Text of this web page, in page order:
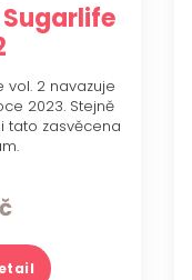
vol. 2 navazuje
2023. Stejně
tato zasvěcena